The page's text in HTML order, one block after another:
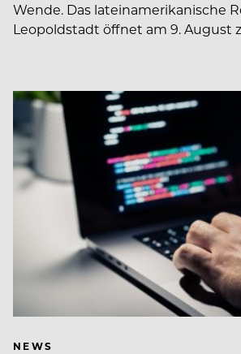
Wende. Das lateinamerikanische
Leopoldstadt öffnet am 9. August
NEWS